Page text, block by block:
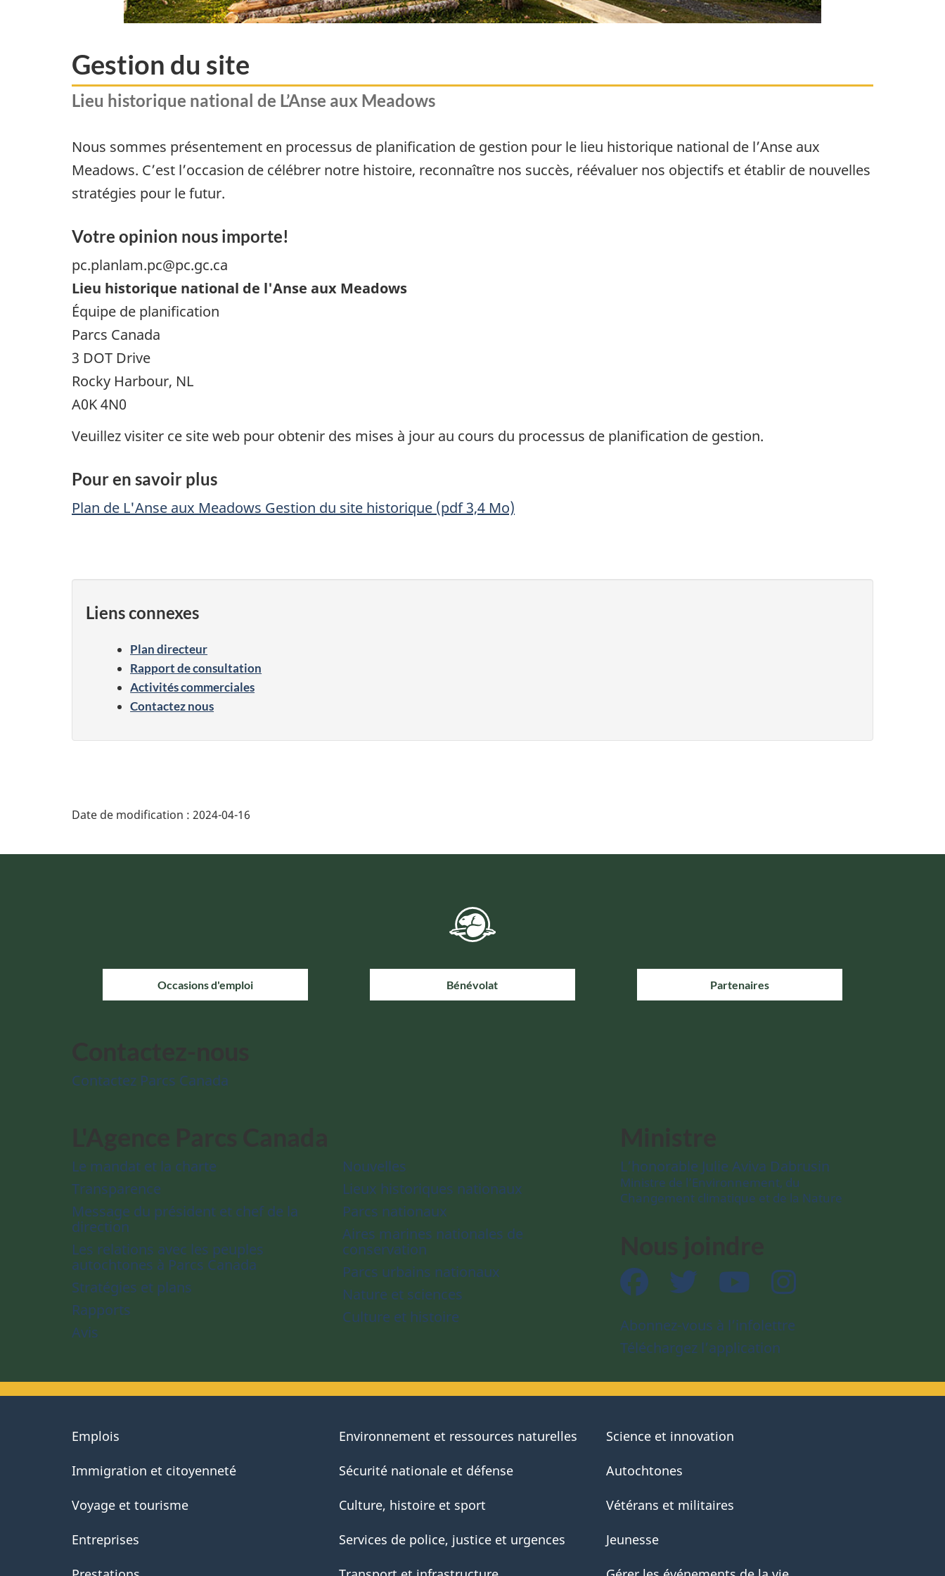
Gestion du site
Lieu historique national de L’Anse aux Meadows
Nous sommes présentement en processus de planification de gestion pour le lieu historique national de l’Anse aux
Meadows. C’est l’occasion de célébrer notre histoire, reconnaître nos succès, réévaluer nos objectifs et établir de nouvelles
stratégies pour le futur.
Votre opinion nous importe!
pc.planlam.pc@pc.gc.ca
Lieu historique national de l'Anse aux Meadows
Équipe de planification
Parcs Canada
3 DOT Drive
Rocky Harbour, NL
A0K 4N0
Veuillez visiter ce site web pour obtenir des mises à jour au cours du processus de planification de gestion.
Pour en savoir plus
Plan de L'Anse aux Meadows Gestion du site historique (pdf 3,4 Mo)
Liens connexes
Plan directeur
Rapport de consultation
Activités commerciales
Contactez nous
Date de modification : 2024-04-16
Occasions d'emploi Bénévolat Partenaires
Contactez Parcs Canada
Le mandat et la charte
Transparence
Message du président et chef de la
direction
Les relations avec les peuples
autochtones à Parcs Canada
Stratégies et plans
Rapports
Avis
Nouvelles
Lieux historiques nationaux
Parcs nationaux
Aires marines nationales de
conservation
Parcs urbains nationaux
Nature et sciences
Culture et histoire
L’honorable Julie Aviva Dabrusin
Ministre de l’Environnement, du
Changement climatique et de la Nature
Facebook Twitter YouTube
Abonnez-vous à l’infolettre
Téléchargez l’application
About
Emplois
Immigration et citoyenneté
Voyage et tourisme
Entreprises
Environnement et ressources naturelles
Sécurité nationale et défense
Culture, histoire et sport
Services de police, justice et urgences
Science et innovation
Autochtones
Vétérans et militaires
Jeunesse